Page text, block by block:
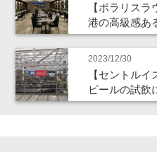
【ポラリス
港の高級感あ
2023/12/30
【セントル
ビールの試飲